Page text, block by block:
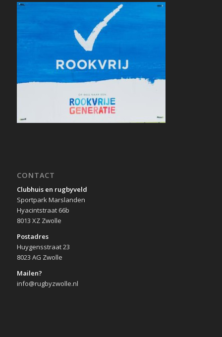
CONTACT
Clubhuis en rugbyveld
Sportpark Marslanden
Hyacintstraat 66b
8013 XZ Zwolle
Postadres
Huygensstraat 23
8023 AG Zwolle
Mailen?
info@rugbyzwolle.nl